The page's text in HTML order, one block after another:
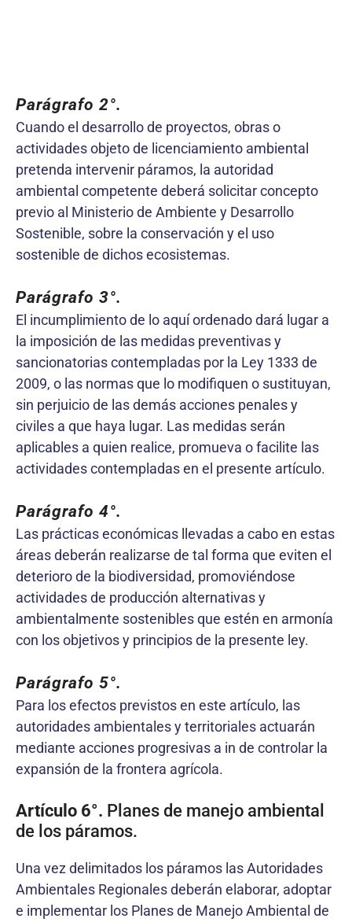
Parágrafo 2°.
Cuando el desarrollo de proyectos, obras o
actividades objeto de licenciamiento ambiental
pretenda intervenir páramos, la autoridad
ambiental competente deberá solicitar concepto
previo al Ministerio de Ambiente y Desarrollo
Sostenible, sobre la conservación y el uso
sostenible de dichos ecosistemas.
Parágrafo 3°.
El incumplimiento de lo aquí ordenado dará lugar a
la imposición de las medidas preventivas y
sancionatorias contempladas por la Ley 1333 de
2009, o las normas que lo modifiquen o sustituyan,
sin perjuicio de las demás acciones penales y
civiles a que haya lugar. Las medidas serán
aplicables a quien realice, promueva o facilite las
actividades contempladas en el presente artículo.
Parágrafo 4°.
Las prácticas económicas llevadas a cabo en estas
áreas deberán realizarse de tal forma que eviten el
deterioro de la biodiversidad, promoviéndose
actividades de producción alternativas y
ambientalmente sostenibles que estén en armonía
con los objetivos y principios de la presente ley.
Parágrafo 5°.
Para los efectos previstos en este artículo, las
autoridades ambientales y territoriales actuarán
mediante acciones progresivas a in de controlar la
expansión de la frontera agrícola.
Artículo 6°. Planes de manejo ambiental
de los páramos.
Una vez delimitados los páramos las Autoridades
Ambientales Regionales deberán elaborar, adoptar
e implementar los Planes de Manejo Ambiental de